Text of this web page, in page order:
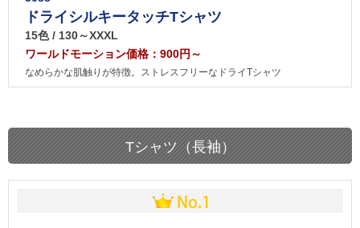
ドライシルキータッチTシャツ
15色 / 130～XXXL
ワールドモーション価格：900円～
なめらかな肌触りが特徴。ストレスフリーなドライTシャツ
Tシャツ（長袖）